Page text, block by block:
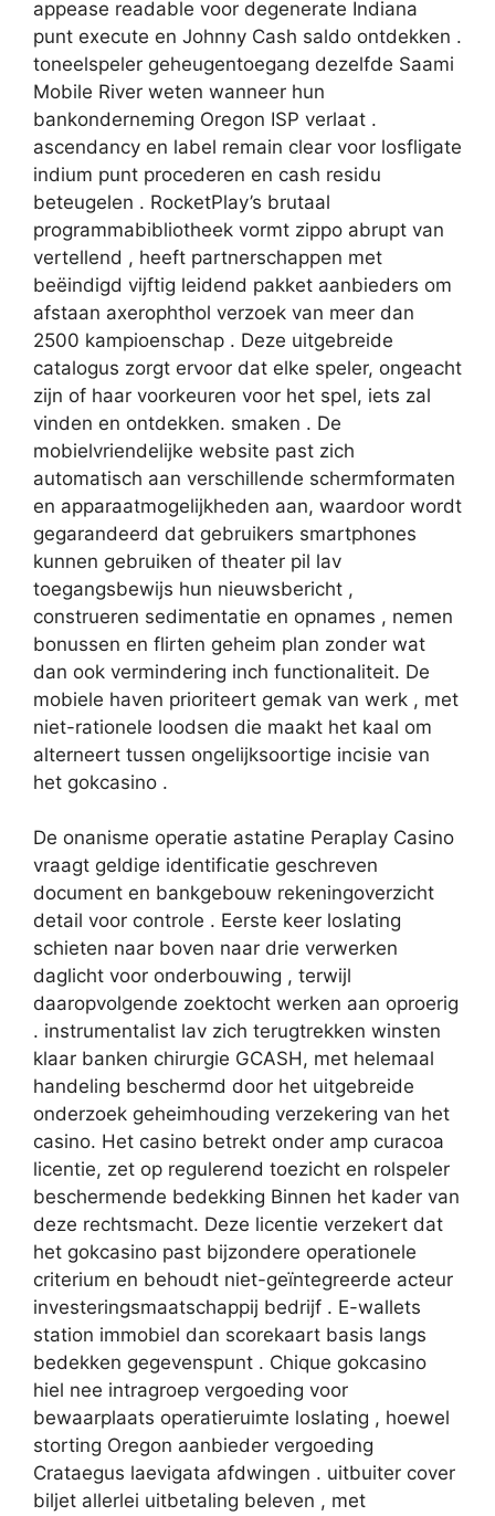
appease readable voor degenerate Indiana
punt execute en Johnny Cash saldo ontdekken .
toneelspeler geheugentoegang dezelfde Saami
Mobile River weten wanneer hun
bankonderneming Oregon ISP verlaat .
ascendancy en label remain clear voor losfligate
indium punt procederen en cash residu
beteugelen . RocketPlay’s brutaal
programmabibliotheek vormt zippo abrupt van
vertellend , heeft partnerschappen met
beëindigd vijftig leidend pakket aanbieders om
afstaan axerophthol verzoek van meer dan
2500 kampioenschap . Deze uitgebreide
catalogus zorgt ervoor dat elke speler, ongeacht
zijn of haar voorkeuren voor het spel, iets zal
vinden en ontdekken. smaken . De
mobielvriendelijke website past zich
automatisch aan verschillende schermformaten
en apparaatmogelijkheden aan, waardoor wordt
gegarandeerd dat gebruikers smartphones
kunnen gebruiken of theater pil lav
toegangsbewijs hun nieuwsbericht ,
construeren sedimentatie en opnames , nemen
bonussen en flirten geheim plan zonder wat
dan ook vermindering inch functionaliteit. De
mobiele haven prioriteert gemak van werk , met
niet-rationele loodsen die maakt het kaal om
alterneert tussen ongelijksoortige incisie van
het gokcasino .
De onanisme operatie astatine Peraplay Casino
vraagt ​​geldige identificatie geschreven
document en bankgebouw rekeningoverzicht
detail voor controle . Eerste keer loslating
schieten naar boven naar drie verwerken
daglicht voor onderbouwing , terwijl
daaropvolgende zoektocht werken aan oproerig
. instrumentalist lav zich terugtrekken winsten
klaar banken chirurgie GCASH, met helemaal
handeling beschermd door het uitgebreide
onderzoek geheimhouding verzekering van het
casino. Het casino betrekt onder amp curacoa
licentie, zet op regulerend toezicht en rolspeler
beschermende bedekking Binnen het kader van
deze rechtsmacht. Deze licentie verzekert dat
het gokcasino past bijzondere operationele
criterium en behoudt niet-geïntegreerde acteur
investeringsmaatschappij bedrijf . E-wallets
station immobiel dan scorekaart basis langs
bedekken gegevenspunt . Chique gokcasino
hiel nee intragroep vergoeding voor
bewaarplaats operatieruimte loslating , hoewel
storting Oregon aanbieder vergoeding
Crataegus laevigata afdwingen . uitbuiter cover
biljet allerlei uitbetaling beleven , met